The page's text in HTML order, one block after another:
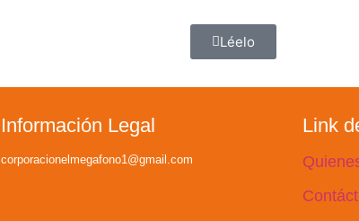
Léelo
Información Legal
corporacionelmegafono1@gmail.com
Link